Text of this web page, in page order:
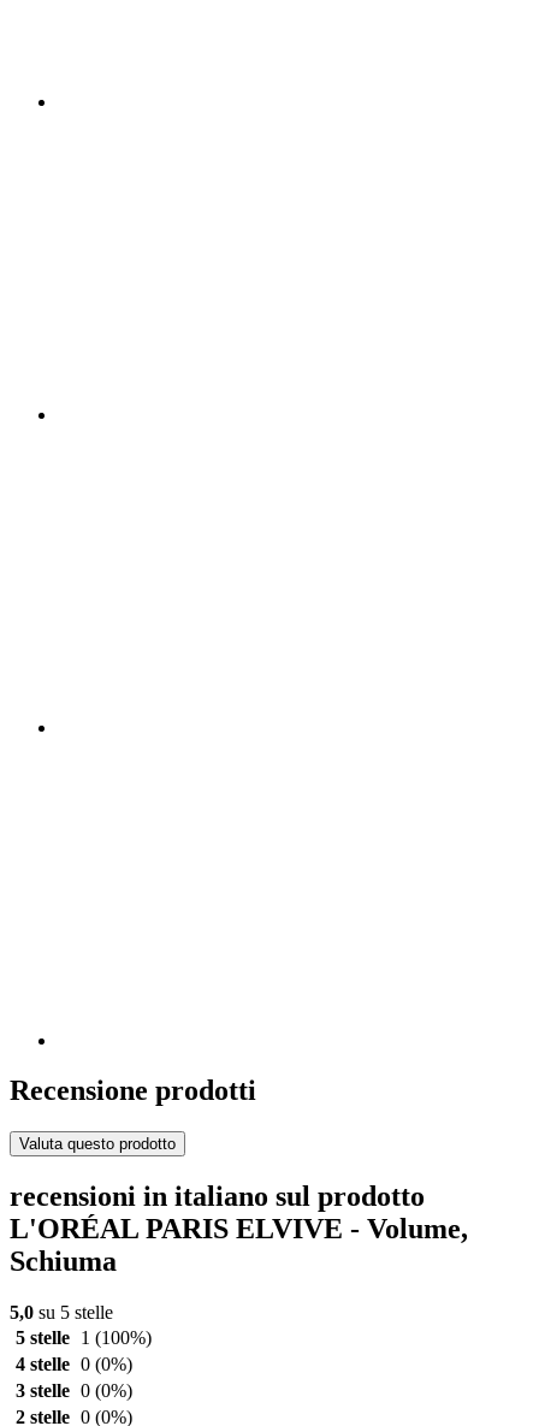
Recensione prodotti
Valuta questo prodotto
recensioni in italiano sul prodotto
L'ORÉAL PARIS ELVIVE - Volume,
Schiuma
5,0 su 5 stelle
5 stelle
1 (100%)
4 stelle 0 (0%)
3 stelle 0 (0%)
2 stelle 0 (0%)